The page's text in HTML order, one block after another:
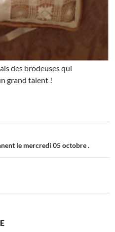
des brodeuses qui
grand talent !
le mercredi 05 octobre .